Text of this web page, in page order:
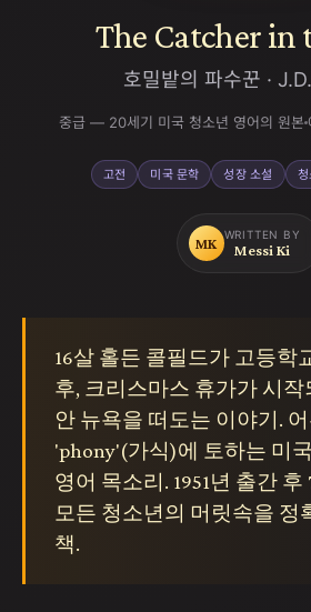
The Catcher in
호밀밭의 파수꾼 ·
중급 — 20세기 미국 청소년 영어의 원본
고전 미국 문학 성장 소설 청
MK
WRITTEN BY
Messi Ki
16살 홀든 콜필드가 고등학
후, 크리스마스 휴가가 시작
안 뉴욕을 떠도는 이야기.
'phony'(가식)에 토하는 미
영어 목소리. 1951년 출간
모든 청소년의 머릿속을 정
책.